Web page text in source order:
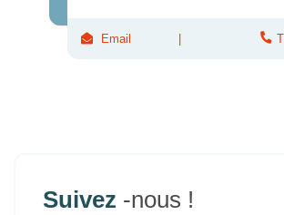
Email
Suivez -nous !